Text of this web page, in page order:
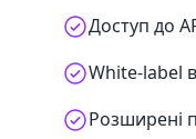
Доступ до
White-label
Розширені